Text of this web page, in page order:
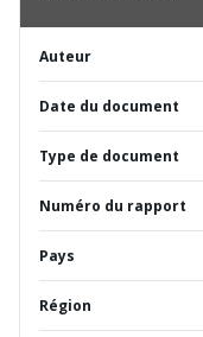
Auteur
Date du document
Type de document
Numéro du rapport
Pays
Région